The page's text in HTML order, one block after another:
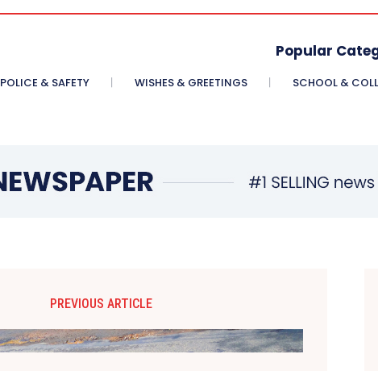
Popular
POLICE & SAFETY WISHES & GREETINGS SCHOOL &
PREVIOUS ARTICLE